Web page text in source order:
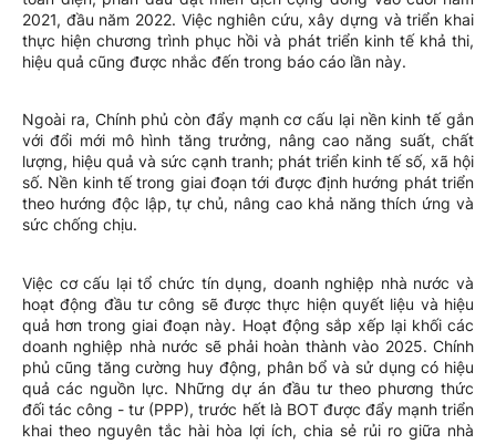
2021, đầu năm 2022. Việc nghiên cứu, xây dựng và triển khai
thực hiện chương trình phục hồi và phát triển kinh tế khả thi,
hiệu quả cũng được nhắc đến trong báo cáo lần này.
Ngoài ra, Chính phủ còn đẩy mạnh cơ cấu lại nền kinh tế gắn
với đổi mới mô hình tăng trưởng, nâng cao năng suất, chất
lượng, hiệu quả và sức cạnh tranh; phát triển kinh tế số, xã hội
số. Nền kinh tế trong giai đoạn tới được định hướng phát triển
theo hướng độc lập, tự chủ, nâng cao khả năng thích ứng và
sức chống chịu.
Việc cơ cấu lại tổ chức tín dụng, doanh nghiệp nhà nước và
hoạt động đầu tư công sẽ được thực hiện quyết liệu và hiệu
quả hơn trong giai đoạn này. Hoạt động sắp xếp lại khối các
doanh nghiệp nhà nước sẽ phải hoàn thành vào 2025. Chính
phủ cũng tăng cường huy động, phân bổ và sử dụng có hiệu
quả các nguồn lực. Những dự án đầu tư theo phương thức
đối tác công - tư (PPP), trước hết là BOT được đẩy mạnh triển
khai theo nguyên tắc hài hòa lợi ích, chia sẻ rủi ro giữa nhà